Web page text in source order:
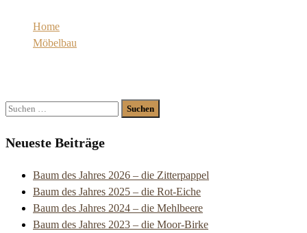
Home
Möbelbau
Suchen
Neueste Beiträge
Baum des Jahres 2026 – die Zitterpappel
Baum des Jahres 2025 – die Rot-Eiche
Baum des Jahres 2024 – die Mehlbeere
Baum des Jahres 2023 – die Moor-Birke